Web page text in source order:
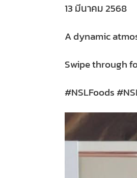
13 มีนาคม 2568
A dynamic
Swipe through
#NSLFoods